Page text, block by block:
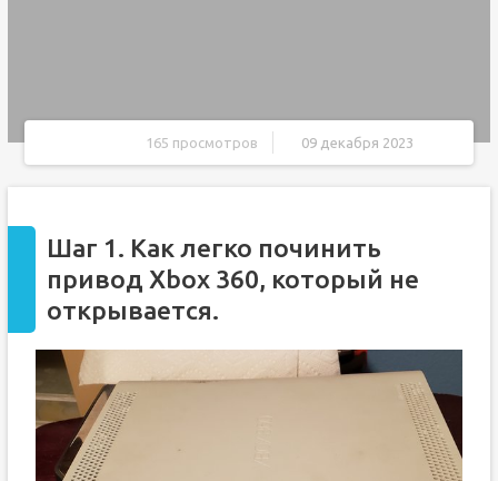
165 просмотров 09 декабря 2023
Шаг 1. Как легко починить
привод Xbox 360, который не
открывается.